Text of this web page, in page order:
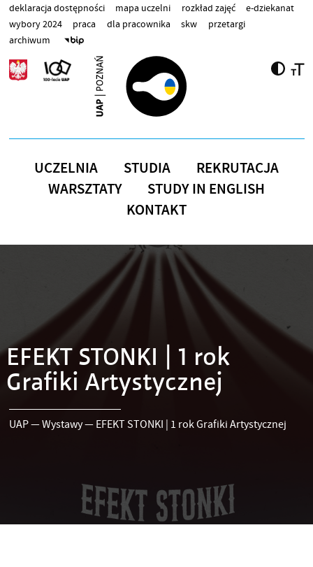
Przejdź do treści
deklaracja dostępności mapa uczelni rozkład zajęć
e-dziekanat
wybory 2024
praca dla pracownika skw
przetargi
archiwum
UCZELNIA STUDIA
REKRUTACJA
WARSZTATY
STUDY IN ENGLISH
KONTAKT
EFEKT STONKI | 1 rok
Grafiki Artystycznej
UAP—Wystawy— EFEKT STONKI | 1 rok Grafiki Artystycznej